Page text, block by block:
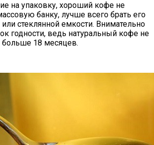
на упаковку, хороший кофе не
банку, лучше всего брать его
стеклянной емкости. Внимательно
годности, ведь натуральный кофе не
больше 18 месяцев.